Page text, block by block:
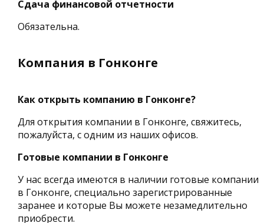
Сдача финансовой отчетности
Обязательна.
Компания в Гонконге
Как открыть компанию в Гонконге?
Для открытия компании в Гонконге, свяжитесь,
пожалуйста, с одним из наших офисов.
Готовые компании в Гонконге
У нас всегда имеются в наличии готовые компании
в Гонконге, специально зарегистрированные
заранее и которые Вы можете незамедлительно
приобрести.